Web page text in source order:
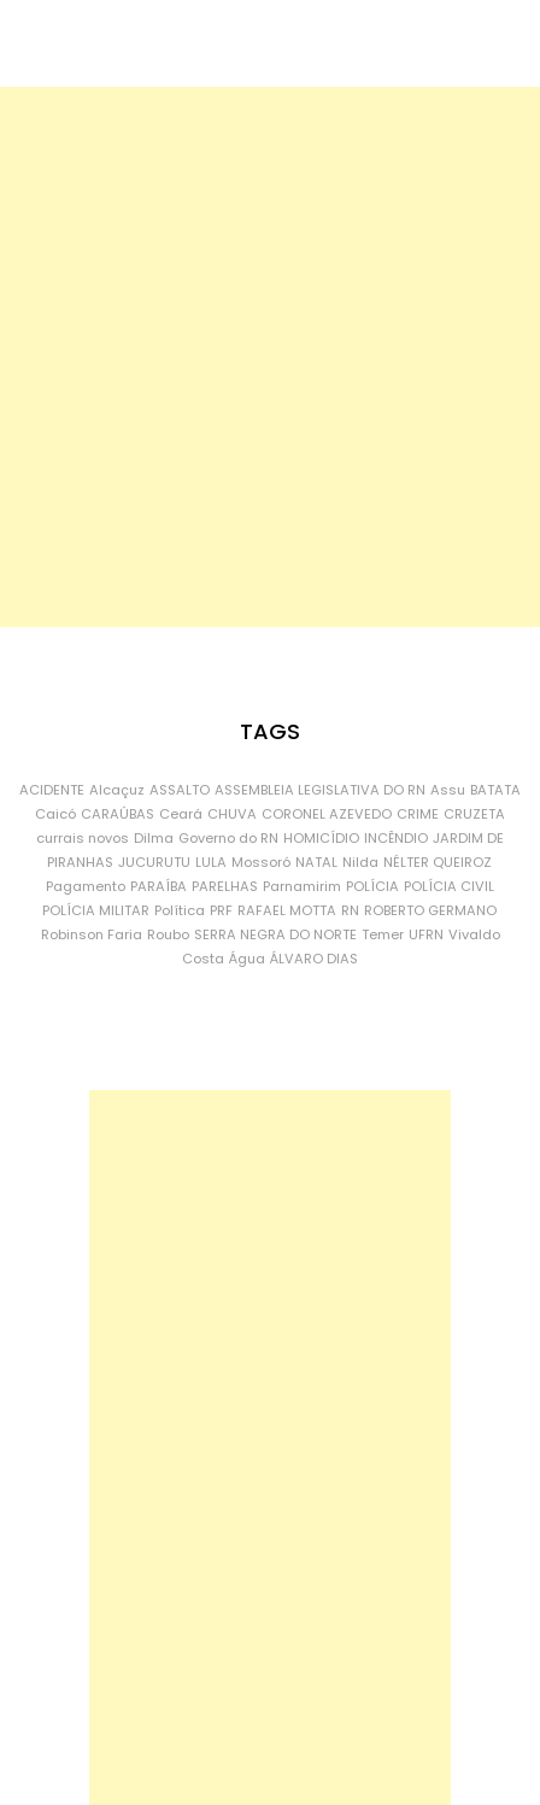
TAGS
ACIDENTE Alcaçuz ASSALTO ASSEMBLEIA LEGISLATIVA DO RN Assu BATATA
Caicó CARAÚBAS Ceará CHUVA CORONEL AZEVEDO CRIME CRUZETA
currais novos Dilma Governo do RN HOMICÍDIO INCÊNDIO JARDIM DE
PIRANHAS JUCURUTU LULA Mossoró NATAL Nilda NÉLTER QUEIROZ
Pagamento PARAÍBA PARELHAS Parnamirim POLÍCIA POLÍCIA CIVIL
POLÍCIA MILITAR Política PRF RAFAEL MOTTA RN ROBERTO GERMANO
Robinson Faria Roubo SERRA NEGRA DO NORTE Temer UFRN Vivaldo
Costa Água ÁLVARO DIAS